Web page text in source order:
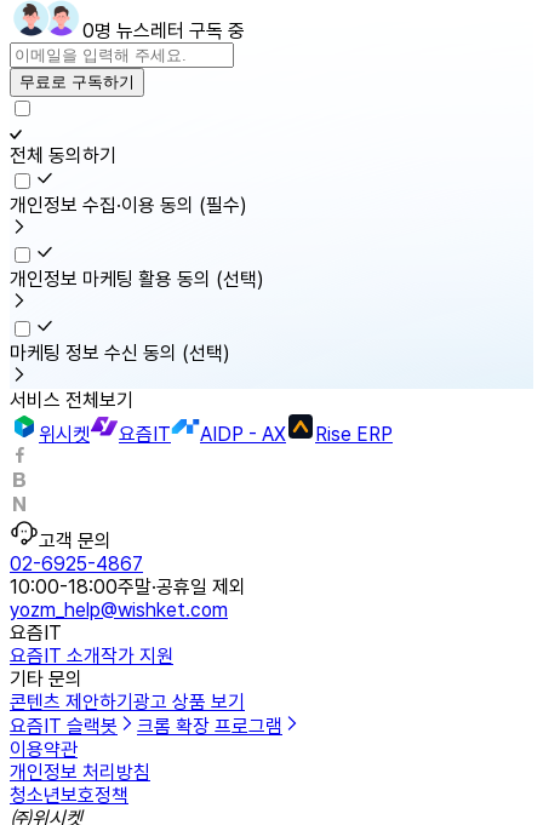
0명 뉴스레터 구독 중
무료로 구독하기
전체 동의하기
개인정보 수집·이용 동의 (필수)
개인정보 마케팅 활용 동의 (선택)
마케팅 정보 수신 동의 (선택)
서비스 전체보기
위시켓
요즘IT AIDP - AX Rise ERP
고객 문의
02-6925-4867
10:00-18:00주말·공휴일 제외
yozm_help@wishket.com
요즘IT
요즘IT 소개작가 지원
기타 문의
콘텐츠 제안하기광고 상품 보기
요즘IT 슬랙봇
크롬 확장 프로그램
이용약관
개인정보 처리방침
청소년보호정책
㈜위시켓